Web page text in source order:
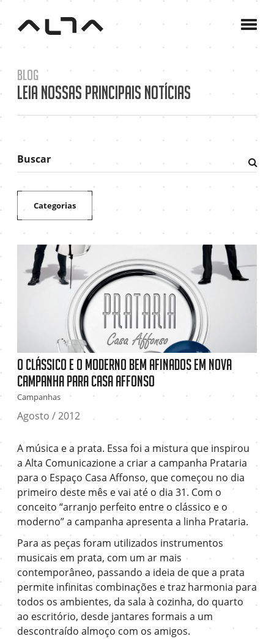
Blog
Leia nossas principais notícias
Buscar
Fazer
Categorias
O clássico e o moderno bem afinados em nova
campanha para Casa Affonso
Campanhas
Agosto / 2012
A música e a prata. Essa foi a mistura que inspirou
a Alta Comunicazione a criar a campanha Prataria
para o Espaço Casa Affonso, que começou no dia
primeiro deste mês e vai até o dia 31. Com o
conceito “arranjo perfeito entre o clássico e o
moderno” a campanha apresenta a linha Prataria.
Para as peças foram utilizados instrumentos
musicais em prata, com um ar mais
contemporâneo, passando a ideia de que a prata
permite infinitas combinações e traz harmonia para
todos os ambientes, da sala à cozinha, do quarto
ao escritório, desde jantares formais a um
descontraído almoço com os amigos.